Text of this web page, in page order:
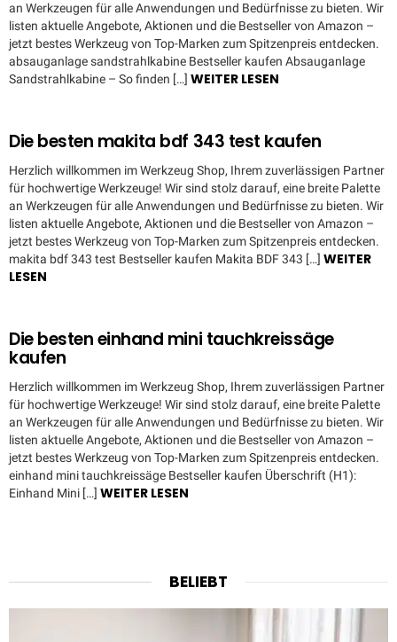
an Werkzeugen für alle Anwendungen und Bedürfnisse zu bieten. Wir
listen aktuelle Angebote, Aktionen und die Bestseller von Amazon –
jetzt bestes Werkzeug von Top-Marken zum Spitzenpreis entdecken.
absauganlage sandstrahlkabine Bestseller kaufen Absauganlage
Sandstrahlkabine – So finden […] WEITER LESEN
Die besten makita bdf 343 test kaufen
Herzlich willkommen im Werkzeug Shop, Ihrem zuverlässigen Partner
für hochwertige Werkzeuge! Wir sind stolz darauf, eine breite Palette
an Werkzeugen für alle Anwendungen und Bedürfnisse zu bieten. Wir
listen aktuelle Angebote, Aktionen und die Bestseller von Amazon –
jetzt bestes Werkzeug von Top-Marken zum Spitzenpreis entdecken.
makita bdf 343 test Bestseller kaufen Makita BDF 343 […] WEITER
LESEN
Die besten einhand mini tauchkreissäge
kaufen
Herzlich willkommen im Werkzeug Shop, Ihrem zuverlässigen Partner
für hochwertige Werkzeuge! Wir sind stolz darauf, eine breite Palette
an Werkzeugen für alle Anwendungen und Bedürfnisse zu bieten. Wir
listen aktuelle Angebote, Aktionen und die Bestseller von Amazon –
jetzt bestes Werkzeug von Top-Marken zum Spitzenpreis entdecken.
einhand mini tauchkreissäge Bestseller kaufen Überschrift (H1):
Einhand Mini […] WEITER LESEN
BELIEBT